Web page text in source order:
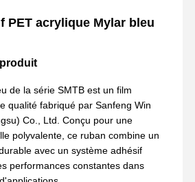
PET acrylique Mylar bleu
de la série SMTB est un film
qualité fabriqué par Sanfeng Win
Co., Ltd. Conçu pour une
polyvalente, ce ruban combine un
avec un système adhésif
performances constantes dans